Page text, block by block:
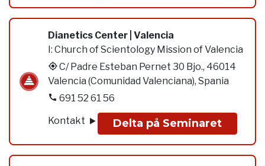
Dianetics Center | Valencia
I: Church of Scientology Mission of Valencia
C/ Padre Esteban Pernet 30 Bjo., 46014
Valencia (Comunidad Valenciana), Spania
691 52 61 56
Kontakt
Delta på Seminaret